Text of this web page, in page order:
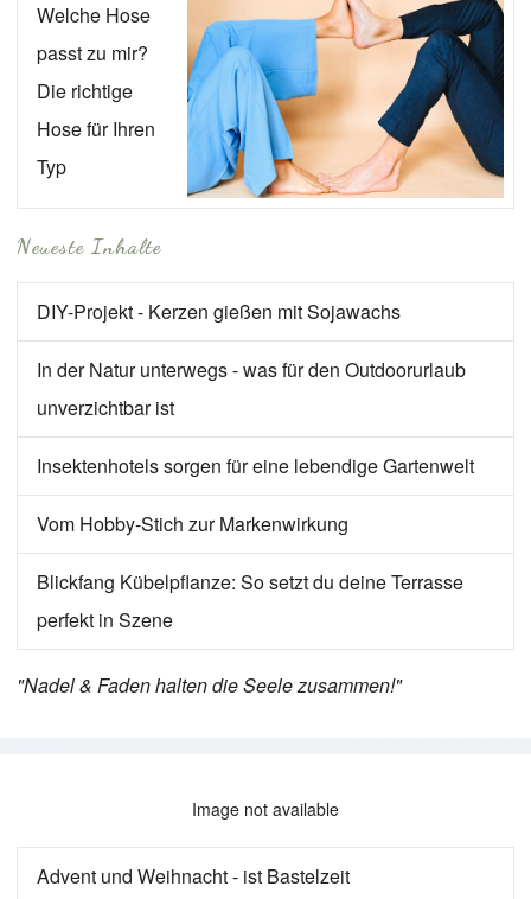
Welche Hose
passt zu mir?
Die richtige
Hose für Ihren
Typ
Neueste Inhalte
DIY-Projekt - Kerzen gießen mit Sojawachs
In der Natur unterwegs - was für den Outdoorurlaub
unverzichtbar ist
Insektenhotels sorgen für eine lebendige Gartenwelt
Vom Hobby-Stich zur Markenwirkung
Blickfang Kübelpflanze: So setzt du deine Terrasse
perfekt in Szene
"Nadel & Faden halten die Seele zusammen!"
Image not available
Advent und Weihnacht - ist Bastelzeit